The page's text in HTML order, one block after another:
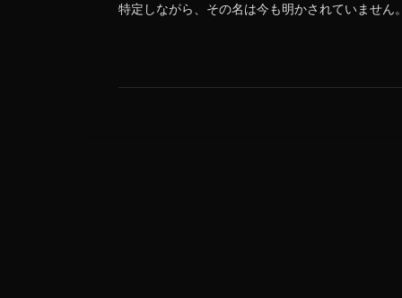
特定しながら、その名は今も明かされていません。